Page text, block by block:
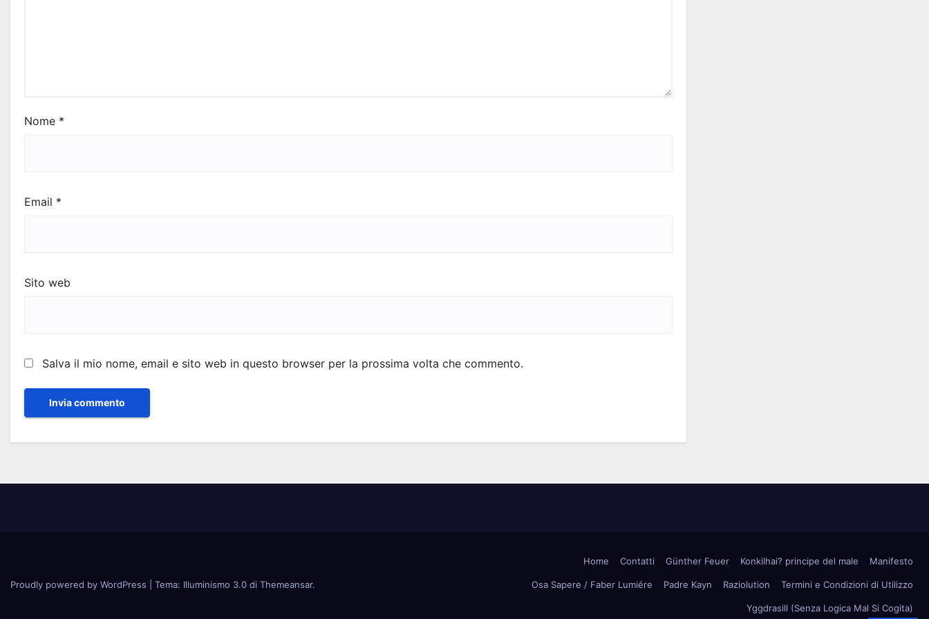
Nome *
Email *
Sito web
Salva il mio nome, email e sito web in questo browser per la prossima volta che commento.
Proudly powered by WordPress Tema: Illuminismo 3.0 di Themeansar.
Home Contatti Günther Feuer Konkilhai? principe del male Manifesto
Osa Sapere / Faber Lumiére Padre Kayn Raziolution Termini e Condizioni di Utilizzo
Yggdrasill (Senza Logica Mal Si Cogita)